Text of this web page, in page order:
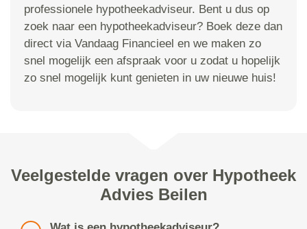
professionele hypotheekadviseur. Bent u dus op
zoek naar een hypotheekadviseur? Boek deze dan
direct via Vandaag Financieel en we maken zo
snel mogelijk een afspraak voor u zodat u hopelijk
zo snel mogelijk kunt genieten in uw nieuwe huis!
Veelgestelde vragen over Hypotheek
Advies Beilen